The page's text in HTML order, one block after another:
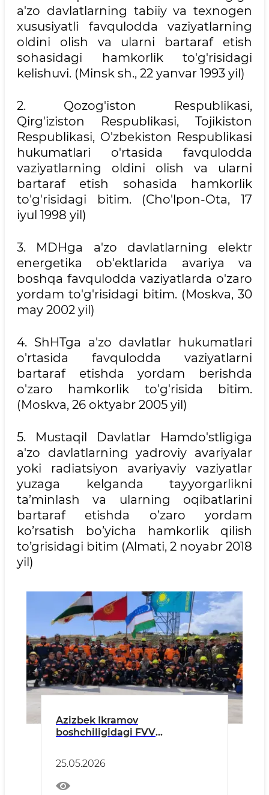
a'zo davlatlarning tabiiy va texnogen
xususiyatli favqulodda vaziyatlarning
oldini olish va ularni bartaraf etish
sohasidagi hamkorlik to'g'risidagi
kelishuvi. (Minsk sh., 22 yanvar 1993 yil)
2. Qozog'iston Respublikasi,
Qirg'iziston Respublikasi, Tojikiston
Respublikasi, O'zbekiston Respublikasi
hukumatlari o'rtasida favqulodda
vaziyatlarning oldini olish va ularni
bartaraf etish sohasida hamkorlik
to'g'risidagi bitim. (Cho'lpon-Ota, 17
iyul 1998 yil)
3. MDHga a'zo davlatlarning elektr
energetika ob'ektlarida avariya va
boshqa favqulodda vaziyatlarda o'zaro
yordam to'g'risidagi bitim. (Moskva, 30
may 2002 yil)
4. ShHTga a'zo davlatlar hukumatlari
o'rtasida favqulodda vaziyatlarni
bartaraf etishda yordam berishda
o'zaro hamkorlik to'g'risida bitim.
(Moskva, 26 oktyabr 2005 yil)
5. Mustaqil Davlatlar Hamdo'stligiga
a'zo davlatlarning yadroviy avariyalar
yoki radiatsiyon avariyaviy vaziyatlar
yuzaga kelganda tayyorgarlikni
ta’minlash va ularning oqibatlarini
bartaraf etishda o’zaro yordam
ko’rsatish bo’yicha hamkorlik qilish
to’grisidagi bitim (Almati, 2 noyabr 2018
yil)
Azizbek Ikramov
boshchiligidagi FVV
ishtirok etdi
25.05.2026